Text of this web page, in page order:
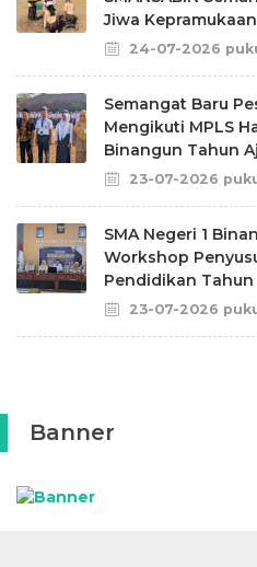
Jiwa
24-07-2026
Semangat Baru
Mengikuti MPLS
Binangun Tahun
23-07-2026
SMA Negeri 1
Workshop
Pendidikan
23-07-2026
Banner